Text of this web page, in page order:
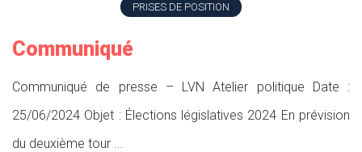
PRISES DE POSITION
Communiqué
Communiqué de presse – LVN Atelier politique Date :
25/06/2024 Objet : Élections législatives 2024 En prévision
du deuxième tour ...